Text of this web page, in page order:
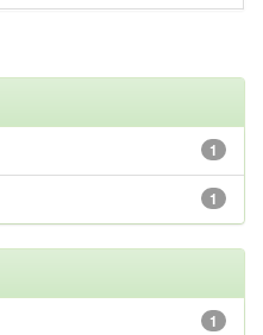
1
1
1